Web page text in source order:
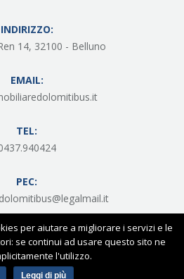
INDIRIZZO:
14, 32100 - Belluno
EMAIL:
TEL:
PEC:
Srl - P. I. 01214310250 -
cookie policy
per aiutare a migliorare i servizi e le
se continui ad usare questo sito ne
l'utilizzo.
Leggi di più